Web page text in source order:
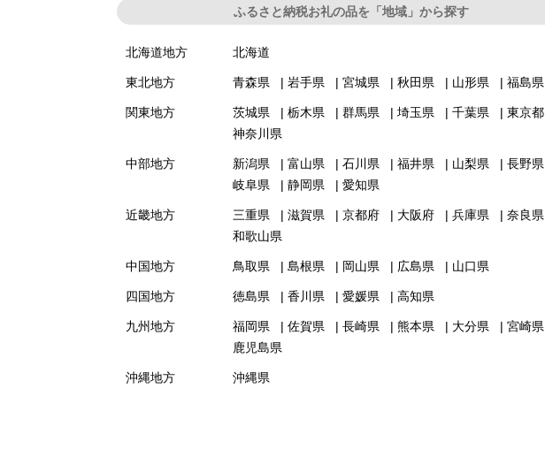
ふるさと納税お礼の品を「地域」から探す
北海道地方 北海道
東北地方 青森県 岩手県 宮城県 秋田県 山形県 福島県
関東地方 茨城県 栃木県 群馬県 埼玉県 千葉県
東京都
神奈川県
中部地方 新潟県 富山県 石川県 福井県 山梨県
長野県
岐阜県
静岡県 愛知県
近畿地方 三重県 滋賀県 京都府 大阪府 兵庫県
奈良県
和歌山県
中国地方 鳥取県 島根県 岡山県 広島県 山口県
四国地方 徳島県 香川県 愛媛県 高知県
九州地方 福岡県 佐賀県 長崎県 熊本県 大分県
宮崎県
鹿児島県
沖縄地方 沖縄県